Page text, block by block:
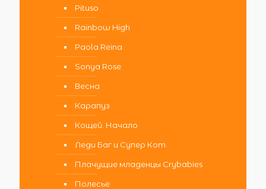
Pituso
Rainbow High
Paola Reina
Sonya Rose
Весна
Карапуз
Кощей. Начало
Леди Баг и Супер Кот
Плачущие младенцы Crybabies
Полесье